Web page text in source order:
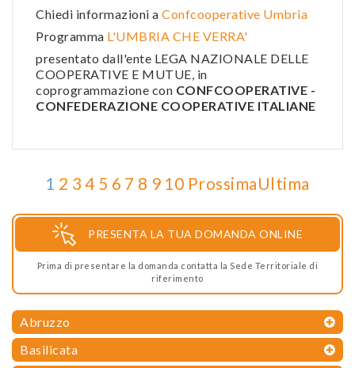
Chiedi informazioni a Confcooperative Umbria
Programma L'UMBRIA CHE VERRA'
presentato dall'ente LEGA NAZIONALE DELLE
COOPERATIVE E MUTUE, in
coprogrammazione con CONFCOOPERATIVE -
CONFEDERAZIONE COOPERATIVE ITALIANE
1 2 3 4 5 6 7 8 9 10 ProssimaUltima
PRESENTA LA TUA DOMANDA ONLINE
Prima di presentare la domanda contatta la Sede Territoriale di
riferimento
Abruzzo
Basilicata